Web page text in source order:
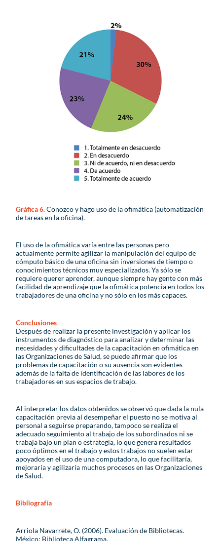
Gráfica 6.Conozco y hago uso de la ofimática (automatización
de tareas en la oficina).
El uso de la ofimática varía entre las personas pero
actualmente permite agilizar la manipulación del equipo de
cómputo básico de una oficina sin inversiones de tiempo o
conocimientos técnicos muy especializados. Ya sólo se
requiere querer aprender, aunque siempre hay gente con más
facilidad de aprendizaje que la ofimática potencia en todos los
trabajadores de una oficina y no sólo en los más capaces.
Conclusiones
Después de realizar la presente investigación y aplicar los
instrumentos de diagnóstico para analizar y determinar las
necesidades y dificultades de la capacitación en ofimática en
las Organizaciones de Salud, se puede afirmar que los
problemas de capacitación o su ausencia son evidentes
además de la falta de identificación de las labores de los
trabajadores en sus espacios de trabajo.
Al interpretar los datos obtenidos se observó que dada la nula
capacitación previa al desempeñar el puesto no se motiva al
personal a seguirse preparando, tampoco se realiza el
adecuado seguimiento al trabajo de los subordinados ni se
trabaja bajo un plan o estrategia, lo que genera resultados
poco óptimos en el trabajo y estos trabajos no suelen estar
apoyados en el uso de una computadora, lo que facilitaría,
mejoraría y agilizaría muchos procesos en las Organizaciones
de Salud.
Bibliografía
Arriola Navarrete, O. (2006). Evaluación de Bibliotecas.
México: Biblioteca Alfagrama.